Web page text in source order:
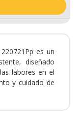
es un
diseñado
labores en el
y cuidado de